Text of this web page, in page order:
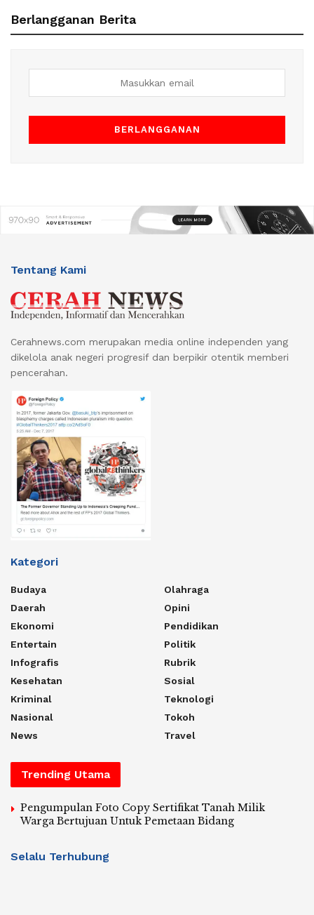
Berlangganan Berita
Tentang Kami
Cerahnews.com merupakan media online independen yang
dikelola anak negeri progresif dan berpikir otentik memberi
pencerahan.
Kategori
Budaya
Daerah
Ekonomi
Entertain
Infografis
Kesehatan
Kriminal
Nasional
News
Olahraga
Opini
Pendidikan
Politik
Rubrik
Sosial
Teknologi
Tokoh
Travel
Trending Utama
Pengumpulan Foto Copy Sertifikat Tanah Milik
Warga Bertujuan Untuk Pemetaan Bidang
Selalu Terhubung